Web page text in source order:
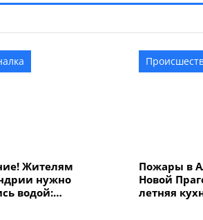
Жителям
нужно
водой:
Пожары в
Новой
летняя